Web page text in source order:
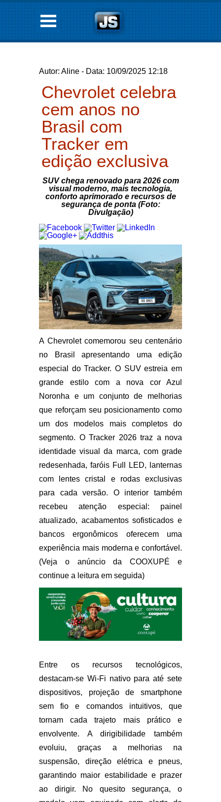
Autor: Aline - Data: 10/09/2025 12:18
Chevrolet celebra
cem anos no
Brasil com
Tracker em
edição exclusiva
SUV chega renovado para 2026 com
visual moderno, mais tecnologia,
conforto aprimorado e recursos de
segurança de ponta (Foto:
Divulgação)
A Chevrolet comemorou seu centenário
no Brasil apresentando uma edição
especial do Tracker. O SUV estreia em
grande estilo com a nova cor Azul
Noronha e um conjunto de melhorias
que reforçam seu posicionamento como
um dos modelos mais completos do
segmento. O Tracker 2026traz a nova
identidade visual da marca, com grade
redesenhada, faróis Full LED, lanternas
com lentes cristal e rodas exclusivas
para cada versão. O interior também
recebeu atenção especial: painel
atualizado, acabamentos sofisticados e
bancos ergonômicos oferecem uma
experiência mais moderna e confortável.
(Veja o anúncio da COOXUPÉ e
continue a leitura em seguida)
Entre os recursos tecnológicos,
destacam-se Wi-Fi nativo para até sete
dispositivos, projeção de smartphone
sem fio e comandos intuitivos, que
tornam cada trajeto mais prático e
envolvente. A dirigibilidade também
evoluiu, graças a melhorias na
suspensão, direção elétrica e pneus,
garantindo maior estabilidade e prazer
ao dirigir. No quesito segurança, o